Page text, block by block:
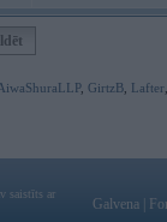
, GirtzB Lafter
saistīts ar
Galvena